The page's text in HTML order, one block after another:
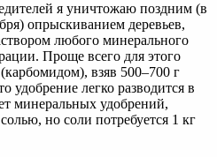
я уничтожаю поздним (в
опрыскиванием деревьев,
любого минерального
Проще всего для этого
взяв 500–700 г
удобрение легко разводится в
минеральных удобрений,
но соли потребуется 1 кг